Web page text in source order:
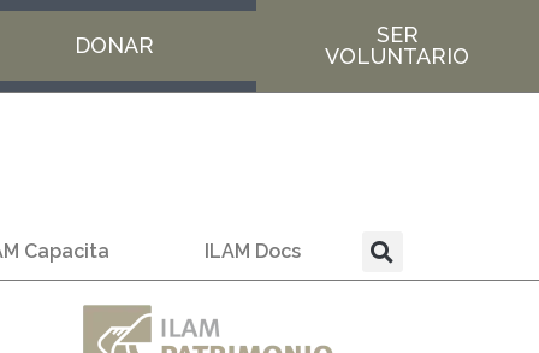
DONAR
SER
VOLUNTARIO
Capacita ILAM Docs